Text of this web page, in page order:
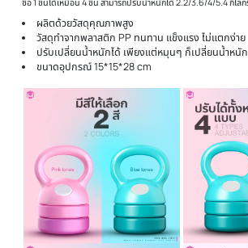
▽ คุณสมบัติ ดัมเบลลูกตุ้มปรั
Kettlebell รุ่น Her Healthy
☛ ดัมเบลลูกตุ้มปรับน้ำหนัก Kettlebell ปรับน้ำหนัก 4 ระดับ
Homefittools